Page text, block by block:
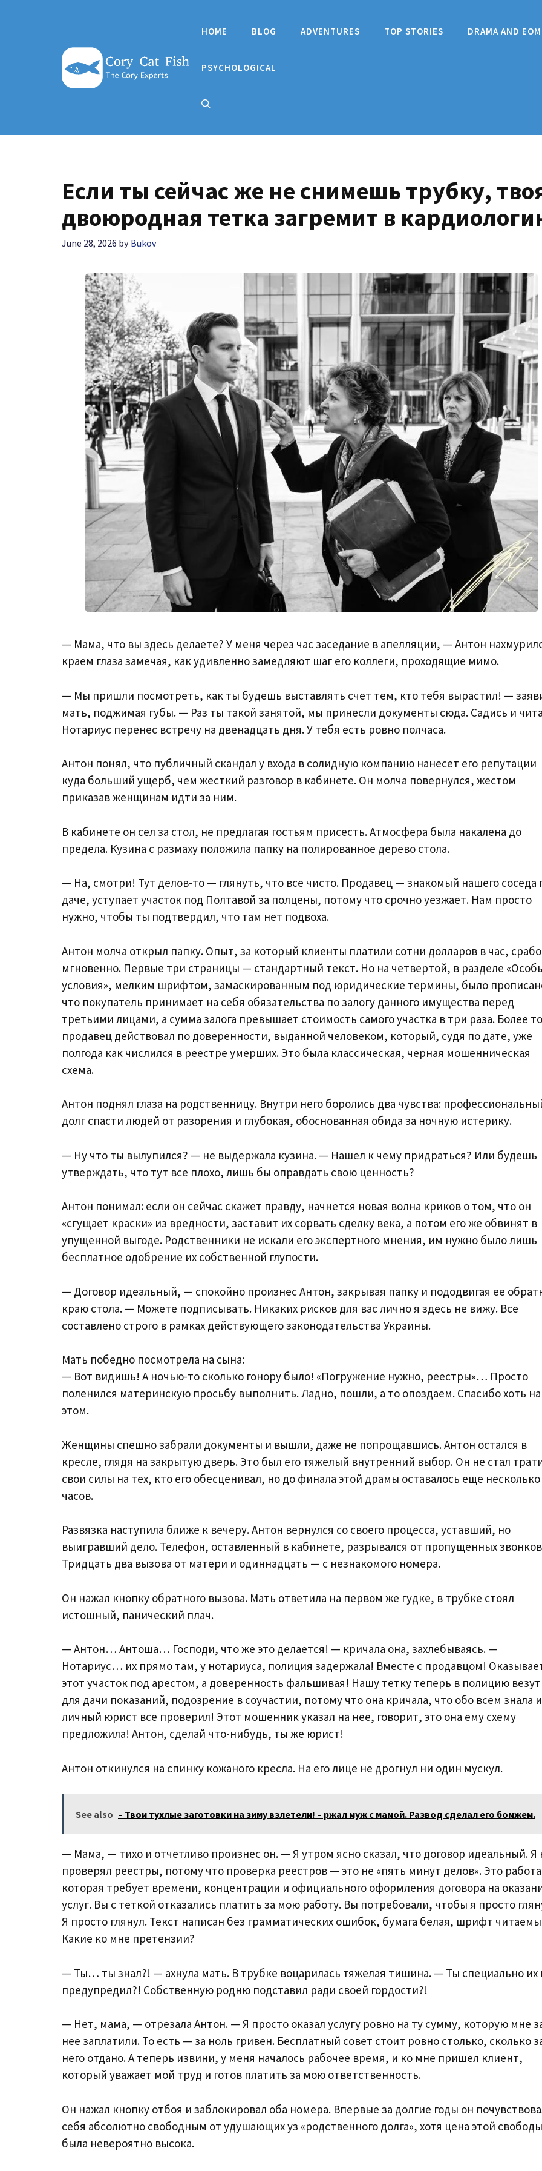
HOME BLOG ADVENTURES TOP STORIES DRAMA AND
PSYCHOLOGICAL
Если ты сейчас же не снимешь трубку,
двоюродная тетка загремит в
June 28, 2026 by Bukov
— Мама, что вы здесь делаете? У меня через час заседание в апелляции, — Антон
краем глаза замечая, как удивленно замедляют шаг его коллеги, проходящие мимо.
— Мы пришли посмотреть, как ты будешь выставлять счет тем, кто тебя вырастил! —
мать, поджимая губы. — Раз ты такой занятой, мы принесли документы сюда. Садись и
Нотариус перенес встречу на двенадцать дня. У тебя есть ровно полчаса.
Антон понял, что публичный скандал у входа в солидную компанию нанесет его репутации
куда больший ущерб, чем жесткий разговор в кабинете. Он молча повернулся, жестом
приказав женщинам идти за ним.
В кабинете он сел за стол, не предлагая гостьям присесть. Атмосфера была накалена до
предела. Кузина с размаху положила папку на полированное дерево стола.
— На, смотри! Тут делов-то — глянуть, что все чисто. Продавец — знакомый нашего соседа
даче, уступает участок под Полтавой за полцены, потому что срочно уезжает. Нам просто
нужно, чтобы ты подтвердил, что там нет подвоха.
Антон молча открыл папку. Опыт, за который клиенты платили сотни долларов в час,
мгновенно. Первые три страницы — стандартный текст. Но на четвертой, в разделе
условия», мелким шрифтом, замаскированным под юридические термины, было
что покупатель принимает на себя обязательства по залогу данного имущества перед
третьими лицами, а сумма залога превышает стоимость самого участка в три раза. Более
продавец действовал по доверенности, выданной человеком, который, судя по дате, уже
полгода как числился в реестре умерших. Это была классическая, черная мошенническая
схема.
Антон поднял глаза на родственницу. Внутри него боролись два чувства:
долг спасти людей от разорения и глубокая, обоснованная обида за ночную истерику.
— Ну что ты вылупился? — не выдержала кузина. — Нашел к чему придраться? Или будешь
утверждать, что тут все плохо, лишь бы оправдать свою ценность?
Антон понимал: если он сейчас скажет правду, начнется новая волна криков о том, что он
«сгущает краски» из вредности, заставит их сорвать сделку века, а потом его же обвинят в
упущенной выгоде. Родственники не искали его экспертного мнения, им нужно было лишь
бесплатное одобрение их собственной глупости.
— Договор идеальный, — спокойно произнес Антон, закрывая папку и пододвигая ее
краю стола. — Можете подписывать. Никаких рисков для вас лично я здесь не вижу. Все
составлено строго в рамках действующего законодательства Украины.
Мать победно посмотрела на сына:
— Вот видишь! А ночью-то сколько гонору было! «Погружение нужно, реестры»… Просто
поленился материнскую просьбу выполнить. Ладно, пошли, а то опоздаем. Спасибо хоть на
этом.
Женщины спешно забрали документы и вышли, даже не попрощавшись. Антон остался в
кресле, глядя на закрытую дверь. Это был его тяжелый внутренний выбор. Он не стал
свои силы на тех, кто его обесценивал, но до финала этой драмы оставалось еще несколько
часов.
Развязка наступила ближе к вечеру. Антон вернулся со своего процесса, уставший, но
выигравший дело. Телефон, оставленный в кабинете, разрывался от пропущенных
Тридцать два вызова от матери и одиннадцать — с незнакомого номера.
Он нажал кнопку обратного вызова. Мать ответила на первом же гудке, в трубке стоял
истошный, панический плач.
— Антон… Антоша… Господи, что же это делается! — кричала она, захлебываясь. —
Нотариус… их прямо там, у нотариуса, полиция задержала! Вместе с продавцом!
этот участок под арестом, а доверенность фальшивая! Нашу тетку теперь в полицию везут
для дачи показаний, подозрение в соучастии, потому что она кричала, что обо всем знала
личный юрист все проверил! Этот мошенник указал на нее, говорит, это она ему схему
предложила! Антон, сделай что-нибудь, ты же юрист!
Антон откинулся на спинку кожаного кресла. На его лице не дрогнул ни один мускул.
See also – Твои тухлые заготовки на зиму взлетели! – ржал муж с мамой. Развод сделал его бомжем.
— Мама, — тихо и отчетливо произнес он. — Я утром ясно сказал, что договор идеальный. Я
проверял реестры, потому что проверка реестров — это не «пять минут делов». Это
которая требует времени, концентрации и официального оформления договора на
услуг. Вы с теткой отказались платить за мою работу. Вы потребовали, чтобы я просто
Я просто глянул. Текст написан без грамматических ошибок, бумага белая, шрифт
Какие ко мне претензии?
— Ты… ты знал?! — ахнула мать. В трубке воцарилась тяжелая тишина. — Ты специально их
предупредил?! Собственную родню подставил ради своей гордости?!
— Нет, мама, — отрезала Антон. — Я просто оказал услугу ровно на ту сумму, которую мне
нее заплатили. То есть — за ноль гривен. Бесплатный совет стоит ровно столько, сколько
него отдано. А теперь извини, у меня началось рабочее время, и ко мне пришел клиент,
который уважает мой труд и готов платить за мою ответственность.
Он нажал кнопку отбоя и заблокировал оба номера. Впервые за долгие годы он
себя абсолютно свободным от удушающих уз «родственного долга», хотя цена этой свободы
была невероятно высока.